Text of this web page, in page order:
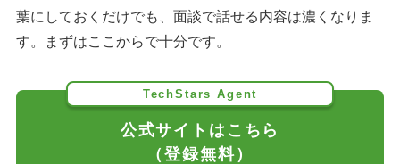
葉にしておくだけでも、面談で話せる内容は濃くなりま
す。まずはここからで十分です。
TechStars Agent
公式サイトはこちら
（登録無料）